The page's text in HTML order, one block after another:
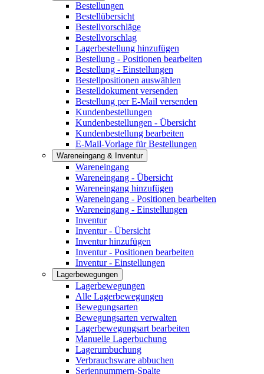
Bestellungen
Bestellübersicht
Bestellvorschläge
Bestellvorschlag
Lagerbestellung hinzufügen
Bestellung - Positionen bearbeiten
Bestellung - Einstellungen
Bestellpositionen auswählen
Bestelldokument versenden
Bestellung per E-Mail versenden
Kundenbestellungen
Kundenbestellungen - Übersicht
Kundenbestellung bearbeiten
E-Mail-Vorlage für Bestellungen
Wareneingang & Inventur
Wareneingang
Wareneingang - Übersicht
Wareneingang hinzufügen
Wareneingang - Positionen bearbeiten
Wareneingang - Einstellungen
Inventur
Inventur - Übersicht
Inventur hinzufügen
Inventur - Positionen bearbeiten
Inventur - Einstellungen
Lagerbewegungen
Lagerbewegungen
Alle Lagerbewegungen
Bewegungsarten
Bewegungsarten verwalten
Lagerbewegungsart bearbeiten
Manuelle Lagerbuchung
Lagerumbuchung
Verbrauchsware abbuchen
Seriennummern-Spalte